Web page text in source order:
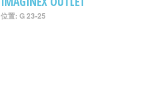
位置: G 23-25